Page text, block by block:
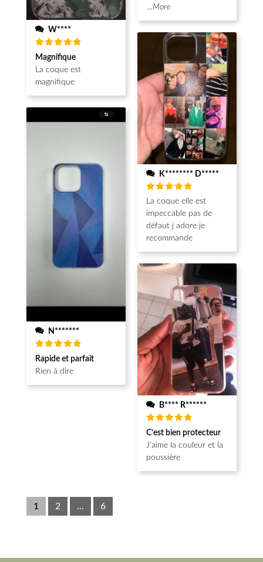
W****
Note5
sur 5
Magnifique
La coque est
magnifique
N*******
Note5
sur 5
Rapide et parfait
Rien à dire
...More
K******** D*****
Note5
sur 5
La coque elle est
impeccable pas de
défaut j adore je
recommande
B**** R******
Note5
sur 5
C’est bien protecteur
J’aime la couleur et la
poussière
1 2 ... 6